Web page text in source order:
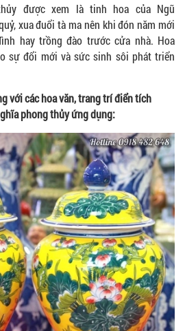
được xem là tinh hoa của Ngũ
xua đuổi tà ma nên khi đón năm mới
hay trồng đào trước cửa nhà. Hoa
sự đổi mới và sức sinh sôi phát triển
với các hoa văn, trang trí điển tích
phong thủy ứng dụng: